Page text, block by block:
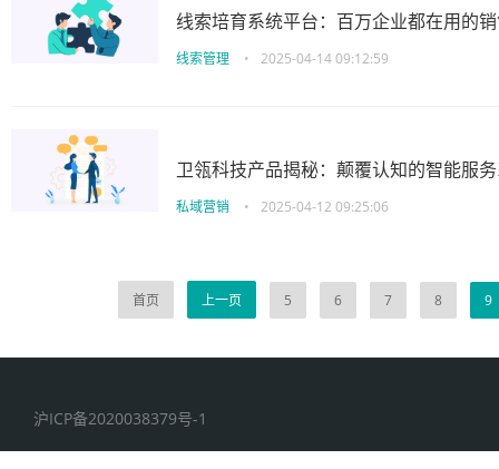
线索培育系统平台：百万企业都在用的
线索管理 • 2025-04-14 09:12:59
卫瓴科技产品揭秘：颠覆认知的智能服
私域营销 • 2025-04-12 09:25:06
首页 上一页 5 6 7 8 9
沪ICP备2020038379号-1